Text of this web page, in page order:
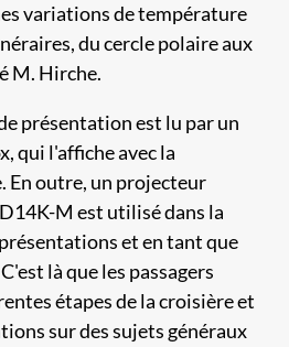
variations de température
du cercle polaire aux
M. Hirche.
présentation est lu par un
qui l'affiche avec la
En outre, un projecteur
M est utilisé dans la
et en tant que
là que les passagers
étapes de la croisière et
sur des sujets généraux